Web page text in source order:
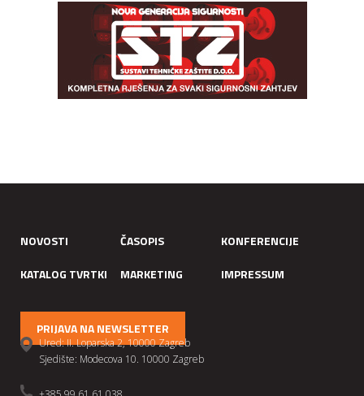
NOVOSTI ČASOPIS
KONFERENCIJE
KATALOG TVRTKI
MARKETING IMPRESSUM
PRIJAVA NA NEWSLETTER
Ured: II. Loparska 2, 10000 Zagreb
Sjedište: Modecova 10. 10000 Zagreb